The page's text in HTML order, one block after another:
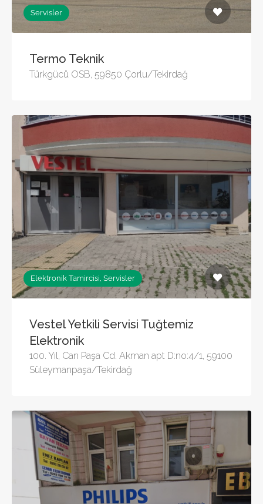
Servisler
Termo Teknik
Türkgücü OSB, 59850 Çorlu/Tekirdağ
Elektronik Tamircisi, Servisler
Vestel Yetkili Servisi Tuğtemiz
Elektronik
100. Yıl, Can Paşa Cd. Akman apt D:no:4/1, 59100
Süleymanpaşa/Tekirdağ